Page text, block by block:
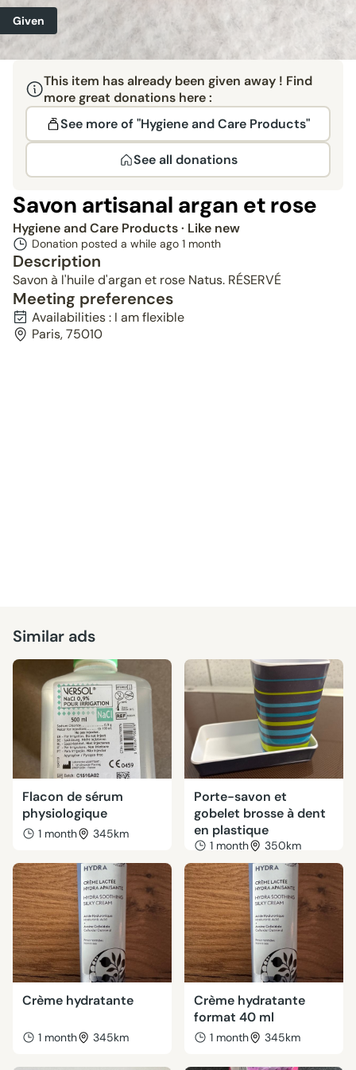
Given
This item has already been given away ! Find
more great donations here :
See more of "Hygiene and Care Products"
See all donations
Savon artisanal argan et rose
Hygiene and Care Products· Like new
Donation posted a while ago 1 month
Description
Savon à l'huile d'argan et rose Natus. RÉSERVÉ
Meeting preferences
Availabilities : I am flexible
Paris, 75010
Similar ads
Flacon de sérum
physiologique
1 month 345km
Porte-savon et
gobelet brosse à dent
en plastique
1 month 350km
Crème hydratante
1 month 345km
Crème hydratante
format 40 ml
1 month 345km